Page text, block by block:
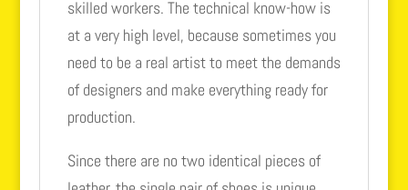
skilled workers. The technical know-how is
at a very high level, because sometimes you
need to be a real artist to meet the demands
of designers and make everything ready for
production.
Since there are no two identical pieces of